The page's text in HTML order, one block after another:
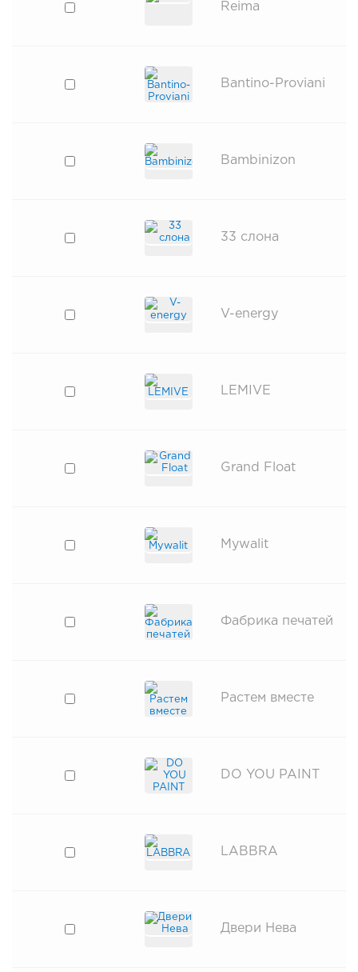
Reima
Bantino-Proviani
Bambinizon
33 слона
V-energy
LEMIVE
Grand Float
Mywalit
Фабрика печатей
Растем вместе
DO YOU PAINT
LABBRA
Двери Нева